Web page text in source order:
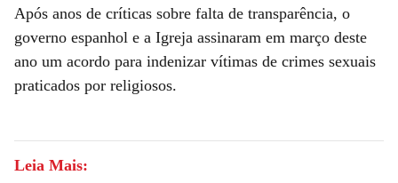
Após anos de críticas sobre falta de transparência, o
governo espanhol e a Igreja assinaram em março deste
ano um acordo para indenizar vítimas de crimes sexuais
praticados por religiosos.
Leia Mais: